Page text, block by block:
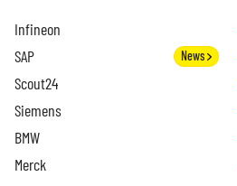
Infineon
SAP News
Scout24
Siemens
BMW
Merck